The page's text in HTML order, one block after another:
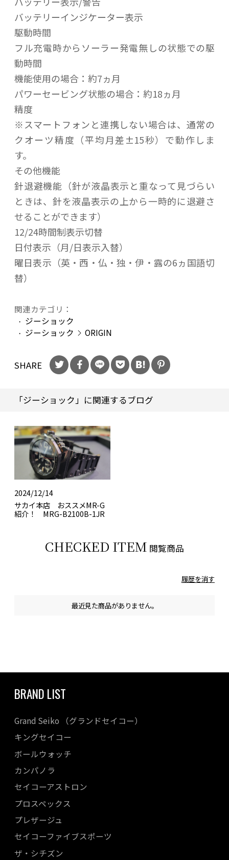
バッテリーインジケーター表示
駆動時間
フル充電時からソーラー発電無しの状態での駆
動時間
機能使用の場合：約7ヵ月
パワーセービング状態の場合：約18ヵ月
精度
※スマートフォンと連携しない場合は、通常の
クオーツ精度（平均月差±15秒）で動作しま
す。
その他機能
針退避機能（針が液晶表示と重なって見づらい
ときは、針を液晶表示の上から一時的に退避さ
せることができます）
12/24時間制表示切替
日付表示（月/日表示入替）
曜日表示（英・西・仏・独・伊・露の6ヵ国語切
替）
関連カテゴリ：
ジーショック
ジーショック
ORIGIN
SHARE
「ジーショック」に関連するブログ
2024/12/14
サカイ本店 おススメMR-G
紹介！ MRG-B2100B-1JR
CHECKED ITEM 閲覧商品
履歴を消す
最近見た商品がありません。
BRAND LIST
Grand Seiko （グランドセイコー）
キングセイコー
ボールウォッチ
カンパノラ
セイコーアストロン
プロスペックス
プレザージュ
セイコーファイブスポーツ
ザ・シチズン